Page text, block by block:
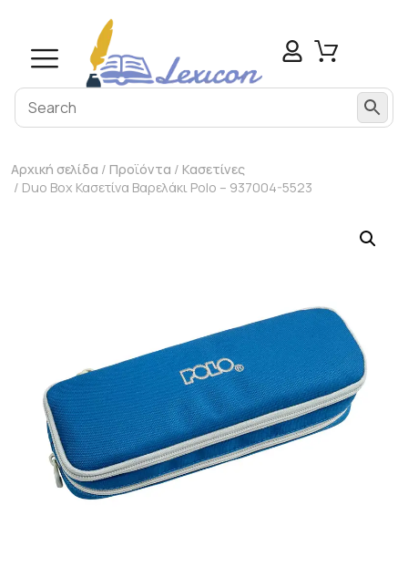
Αρχική σελίδα / Προϊόντα / Κασετίνες
/ Duo Box Κασετίνα Βαρελάκι Polo – 937004-5523